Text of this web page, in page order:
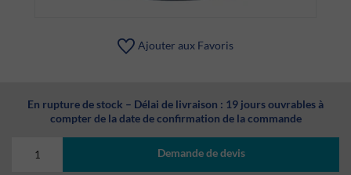
Ajouter aux Favoris
En rupture de stock – Délai de livraison : 19 jours ouvrables à
compter de la date de confirmation de la commande
Demande de devis